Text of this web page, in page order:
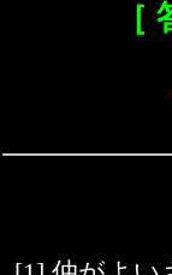
［